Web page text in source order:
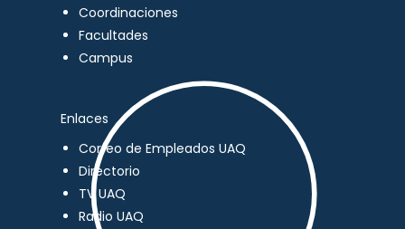
Coordinaciones
Facultades
Campus
Enlaces
Correo de Empleados UAQ
Directorio
TV UAQ
Radio UAQ